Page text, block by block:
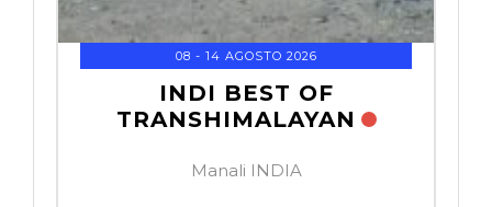
08 - 14 AGOSTO 2026
INDI BEST OF
TRANSHIMALAYAN
Manali INDIA